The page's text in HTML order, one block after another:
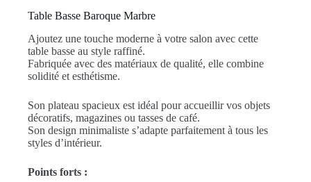
Table Basse Baroque Marbre
Ajoutez une touche moderne à votre salon avec cette
table basse au style raffiné.
Fabriquée avec des matériaux de qualité, elle combine
solidité et esthétisme.
Son plateau spacieux est idéal pour accueillir vos objets
décoratifs, magazines ou tasses de café.
Son design minimaliste s’adapte parfaitement à tous les
styles d’intérieur.
Points forts :